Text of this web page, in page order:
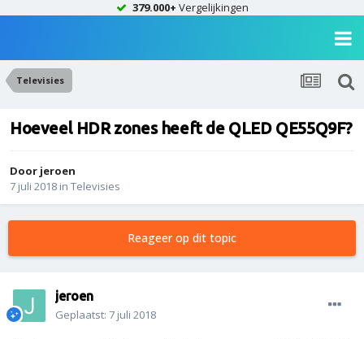
379.000+ Vergelijkingen
Televisies
Hoeveel HDR zones heeft de QLED QE55Q9F?
Door jeroen
7 juli 2018 in Televisies
Reageer op dit topic
jeroen
Geplaatst: 7 juli 2018